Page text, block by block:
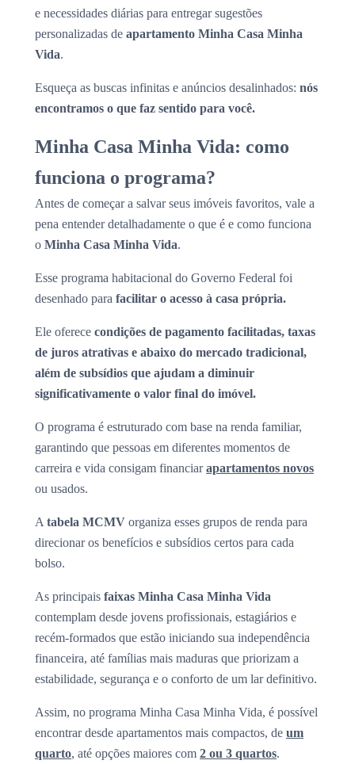
e necessidades diárias para entregar sugestões
personalizadas de apartamento Minha Casa Minha
Vida.
Esqueça as buscas infinitas e anúncios desalinhados: nós
encontramos o que faz sentido para você.
Minha Casa Minha Vida: como
funciona o programa?
Antes de começar a salvar seus imóveis favoritos, vale a
pena entender detalhadamente o que é e como funciona
o Minha Casa Minha Vida.
Esse programa habitacional do Governo Federal foi
desenhado para facilitar o acesso à casa própria.
Ele oferece condições de pagamento facilitadas, taxas
de juros atrativas e abaixo do mercado tradicional,
além de subsídios que ajudam a diminuir
significativamente o valor final do imóvel.
O programa é estruturado com base na renda familiar,
garantindo que pessoas em diferentes momentos de
carreira e vida consigam financiarapartamentos novos
ou usados.
A tabela MCMV organiza esses grupos de renda para
direcionar os benefícios e subsídios certos para cada
bolso.
As principais faixas Minha Casa Minha Vida
contemplam desde jovens profissionais, estagiários e
recém-formados que estão iniciando sua independência
financeira, até famílias mais maduras que priorizam a
estabilidade, segurança e o conforto de um lar definitivo.
Assim, no programa Minha Casa Minha Vida, é possível
encontrar desde apartamentos mais compactos, de um
quarto, até opções maiores com 2 ou 3 quartos.